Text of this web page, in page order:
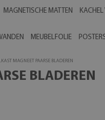
MAGNETISCHE MATTEN KACHEL
MEUBELFOLIE
MAGNEET PAARSE BLADEREN
BLADEREN